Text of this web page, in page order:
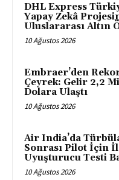
DHL Express
Yapay Zekâ
Uluslararası Altın
10 Ağustos 2026
Embraer’den
Çeyrek: Gelir 2,2
Dolara Ulaştı
10 Ağustos 2026
Air India’da
Sonrası Pilot İçin
Uyuşturucu Testi
10 Ağustos 2026